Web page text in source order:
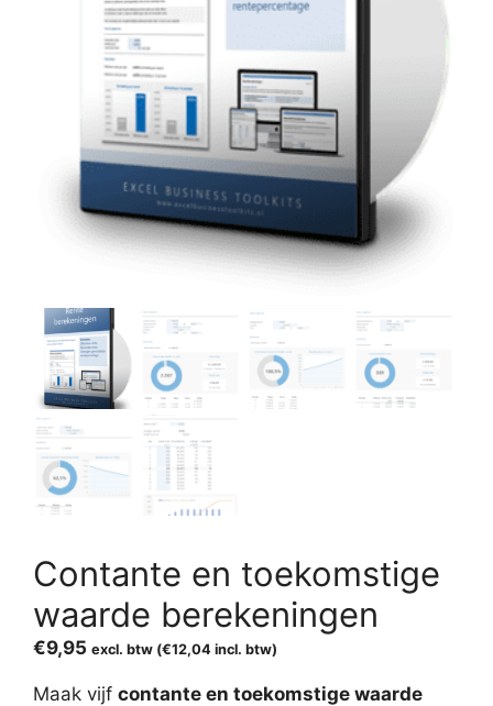
Contante en toekomstige
waarde berekeningen
€9,95 excl. btw (€12,04 incl. btw)
Maak vijf contante en toekomstige waarde